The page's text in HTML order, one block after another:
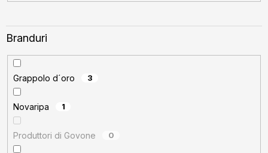
Branduri
Grappolo d´oro 3
Novaripa 1
Produttori di Govone 0